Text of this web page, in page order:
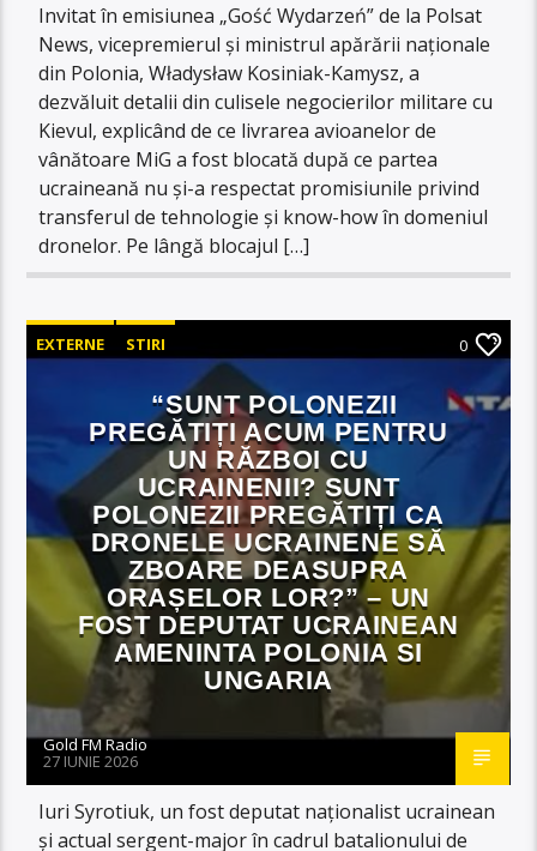
Invitat în emisiunea „Gość Wydarzeń” de la Polsat
News, vicepremierul și ministrul apărării naționale
din Polonia, Władysław Kosiniak-Kamysz, a
dezvăluit detalii din culisele negocierilor militare cu
Kievul, explicând de ce livrarea avioanelor de
vânătoare MiG a fost blocată după ce partea
ucraineană nu și-a respectat promisiunile privind
transferul de tehnologie și know-how în domeniul
dronelor. Pe lângă blocajul […]
EXTERNE STIRI 0
“SUNT POLONEZII
PREGĂTIȚI ACUM PENTRU
UN RĂZBOI CU
UCRAINENII? SUNT
POLONEZII PREGĂTIȚI CA
DRONELE UCRAINENE SĂ
ZBOARE DEASUPRA
ORAȘELOR LOR?” – UN
FOST DEPUTAT UCRAINEAN
AMENINTA POLONIA SI
UNGARIA
Gold FM Radio
27 IUNIE 2026
Iuri Syrotiuk, un fost deputat naționalist ucrainean
și actual sergent-major în cadrul batalionului de